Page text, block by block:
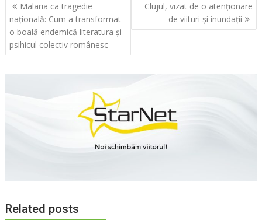
în
articole
Malaria ca tragedie
națională: Cum a transformat
o boală endemică literatura și
psihicul colectiv românesc
Clujul, vizat de o atenționare
de viituri și inundații
Related posts